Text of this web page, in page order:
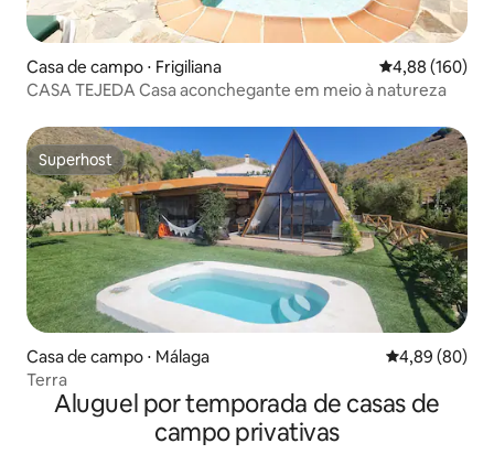
Casa de campo ⋅ Frigiliana 4,88 de uma
4,88 (160)
CASA TEJEDA Casa aconchegante em meio à natureza
Superhost
Superhost
Casa de campo ⋅ Málaga 4,89 de uma
4,89 (80)
Terra
Aluguel por temporada de casas de
campo privativas